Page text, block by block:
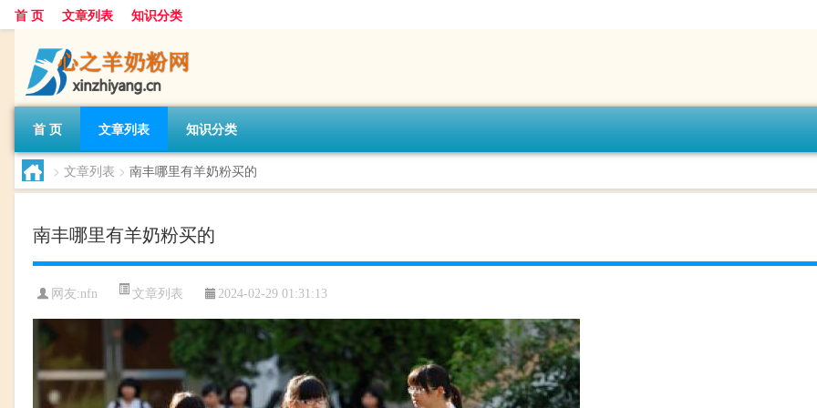
首 页 文章列表 知识分类
首 页 文章列表 知识分类
> 文章列表 > 南丰哪里有羊奶粉买的
南丰哪里有羊奶粉买的
网友:nfn 文章列表 2024-02-29 01:31:13